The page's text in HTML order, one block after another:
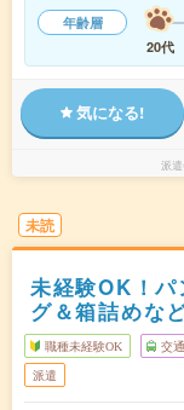
年齢層
20代
気になる!
派
未読
未経験OK！
グ＆箱詰めな
職種未経験OK 交
派遣